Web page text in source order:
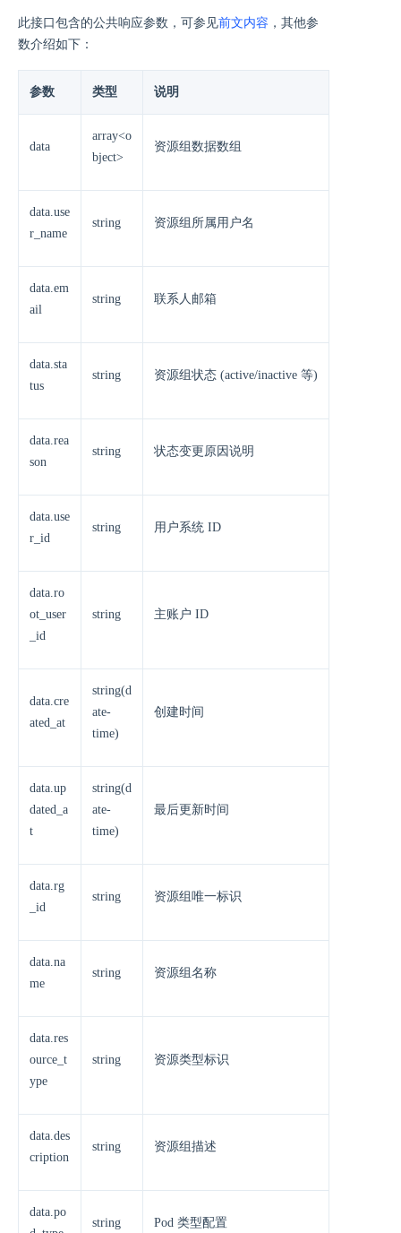
此接口包含的公共响应参数，可参见前文内容 ，其他参
数介绍如下：
参数 类型 说明
data
array<o
bject>
资源组数据数组
data.use
r_name
string 资源组所属用户名
data.em
ail
string 联系人邮箱
data.sta
tus
string 资源组状态 (active/inactive 等)
data.rea
son
string 状态变更原因说明
data.use
r_id
string 用户系统 ID
data.ro
ot_user
_id
string 主账户 ID
data.cre
ated_at
string(d
ate-
time)
创建时间
data.up
dated_a
t
string(d
ate-
time)
最后更新时间
data.rg
_id
string 资源组唯一标识
data.na
me
string 资源组名称
data.res
ource_t
ype
string 资源类型标识
data.des
cription
string 资源组描述
data.po
string Pod 类型配置